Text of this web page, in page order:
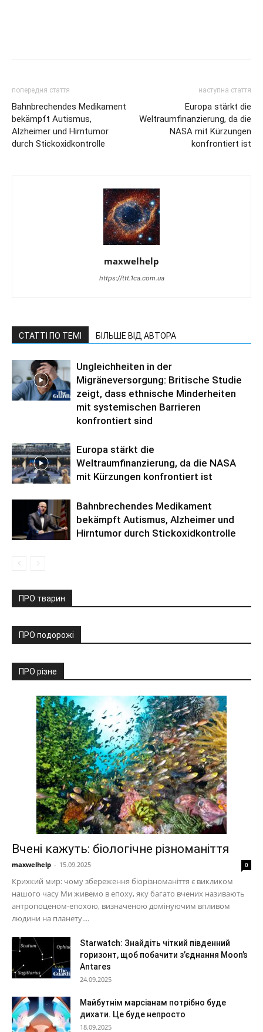
попередня стаття
Bahnbrechendes Medikament
bekämpft Autismus,
Alzheimer und Hirntumor
durch Stickoxidkontrolle
наступна стаття
Europa stärkt die
Weltraumfinanzierung, da die
NASA mit Kürzungen
konfrontiert ist
maxwelhelp
https://ttt.1ca.com.ua
СТАТТІ ПО ТЕМІ БІЛЬШЕ ВІД АВТОРА
Ungleichheiten in der
Migräneversorgung: Britische Studie
zeigt, dass ethnische Minderheiten
mit systemischen Barrieren
konfrontiert sind
Europa stärkt die
Weltraumfinanzierung, da die NASA
mit Kürzungen konfrontiert ist
Bahnbrechendes Medikament
bekämpft Autismus, Alzheimer und
Hirntumor durch Stickoxidkontrolle
ПРО тварин
ПРО подорожі
ПРО різне
Вчені кажуть: біологічне різноманіття
maxwelhelp - 15.09.2025 0
Крихкий мир: чому збереження біорізноманіття є викликом
нашого часу Ми живемо в епоху, яку багато вчених називають
антропоценом-епохою, визначеною домінуючим впливом
людини на планету....
Starwatch: Знайдіть чіткий південний
горизонт, щоб побачити з’єднання Moon’s
Antares
24.09.2025
Майбутнім марсіанам потрібно буде
дихати. Це буде непросто
18.09.2025